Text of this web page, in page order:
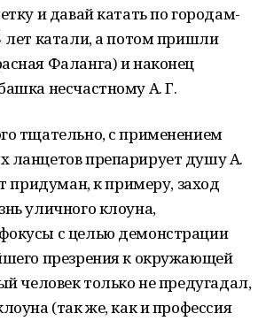
и давай катать по городам-
лет катали, а потом пришли
Фаланга) и наконец
несчастному А. Г.
тщательно, с применением
ланцетов препарирует душу А.
придуман, к примеру, заход
уличного клоуна,
с целью демонстрации
презрения к окружающей
человек только не предугадал,
(так же, как и профессия